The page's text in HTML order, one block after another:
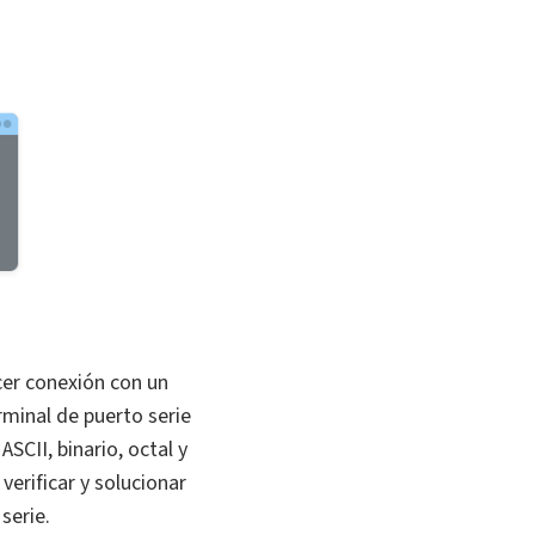
conexión con un
de puerto serie
binario, octal y
y solucionar